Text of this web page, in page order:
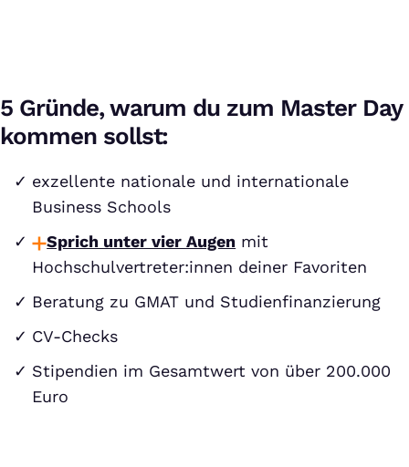
5 Gründe, warum du zum Master Day
kommen sollst:
exzellente nationale und internationale
Business Schools
Sprich unter vier Augen mit
Hochschulvertreter:innen deiner Favoriten
Beratung zu GMAT und Studienfinanzierung
CV-Checks
Stipendien im Gesamtwert von über 200.000
Euro